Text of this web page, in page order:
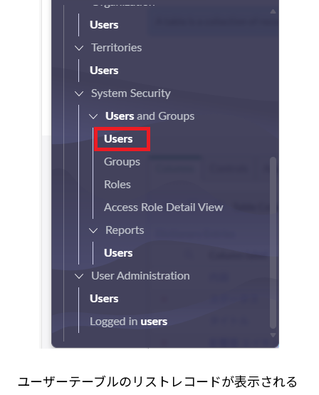
ユーザーテーブルのリストレコードが表示される